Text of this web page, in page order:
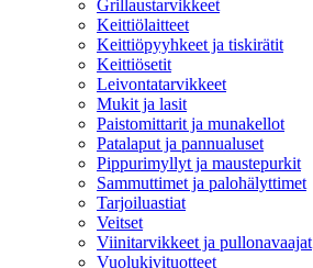
Grillaustarvikkeet
Keittiölaitteet
Keittiöpyyhkeet ja tiskirätit
Keittiösetit
Leivontatarvikkeet
Mukit ja lasit
Paistomittarit ja munakellot
Patalaput ja pannualuset
Pippurimyllyt ja maustepurkit
Sammuttimet ja palohälyttimet
Tarjoiluastiat
Veitset
Viinitarvikkeet ja pullonavaajat
Vuolukivituotteet